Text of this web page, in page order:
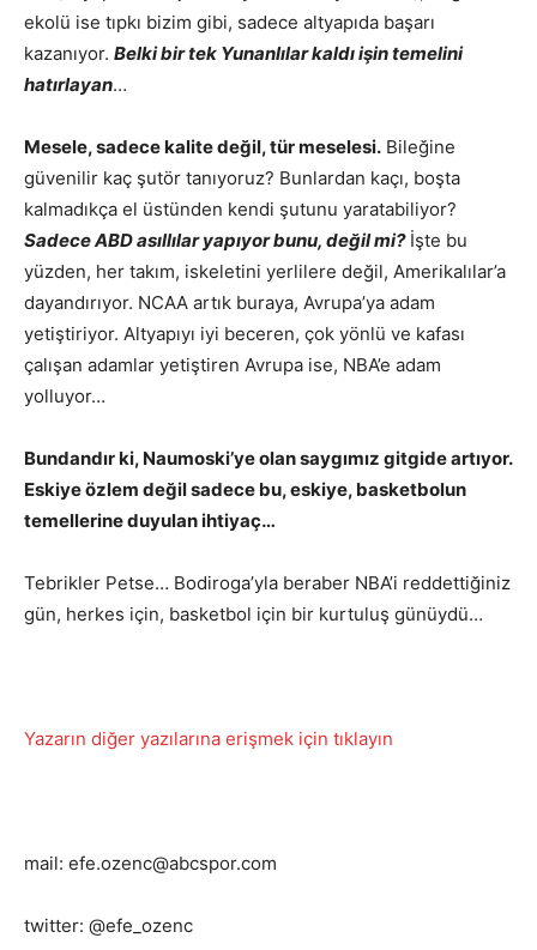
ekolü ise tıpkı bizim gibi, sadece altyapıda başarı
kazanıyor. Belki bir tek Yunanlılar kaldı işin temelini
hatırlayan…
Mesele, sadece kalite değil, tür meselesi. Bileğine
güvenilir kaç şutör tanıyoruz? Bunlardan kaçı, boşta
kalmadıkça el üstünden kendi şutunu yaratabiliyor?
Sadece ABD asıllılar yapıyor bunu, değil mi?İşte bu
yüzden, her takım, iskeletini yerlilere değil, Amerikalılar’a
dayandırıyor. NCAA artık buraya, Avrupa’ya adam
yetiştiriyor. Altyapıyı iyi beceren, çok yönlü ve kafası
çalışan adamlar yetiştiren Avrupa ise, NBA’e adam
yolluyor…
Bundandır ki, Naumoski’ye olan saygımız gitgide artıyor.
Eskiye özlem değil sadece bu, eskiye, basketbolun
temellerine duyulan ihtiyaç…
Tebrikler Petse… Bodiroga’yla beraber NBA’i reddettiğiniz
gün, herkes için, basketbol için bir kurtuluş günüydü…
Yazarın diğer yazılarına erişmek için tıklayın
mail: efe.ozenc@abcspor.com
twitter: @efe_ozenc